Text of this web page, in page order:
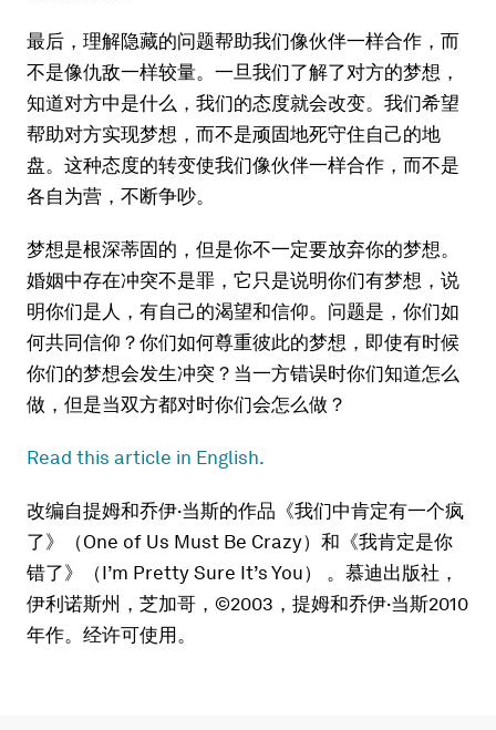
最后，理解隐藏的问题帮助我们像伙伴一样合作，而
不是像仇敌一样较量。一旦我们了解了对方的梦想，
知道对方中是什么，我们的态度就会改变。我们希望
帮助对方实现梦想，而不是顽固地死守住自己的地
盘。这种态度的转变使我们像伙伴一样合作，而不是
各自为营，不断争吵。
梦想是根深蒂固的，但是你不一定要放弃你的梦想。
婚姻中存在冲突不是罪，它只是说明你们有梦想，说
明你们是人，有自己的渴望和信仰。问题是，你们如
何共同信仰？你们如何尊重彼此的梦想，即使有时候
你们的梦想会发生冲突？当一方错误时你们知道怎么
做，但是当双方都对时你们会怎么做？
Read this article in English.
改编自提姆和乔伊·当斯的作品《我们中肯定有一个疯
了》（One of Us Must Be Crazy）和《我肯定是你
错了》（I’m Pretty Sure It’s You） 。慕迪出版社，
伊利诺斯州，芝加哥，©2003，提姆和乔伊·当斯2010
年作。经许可使用。